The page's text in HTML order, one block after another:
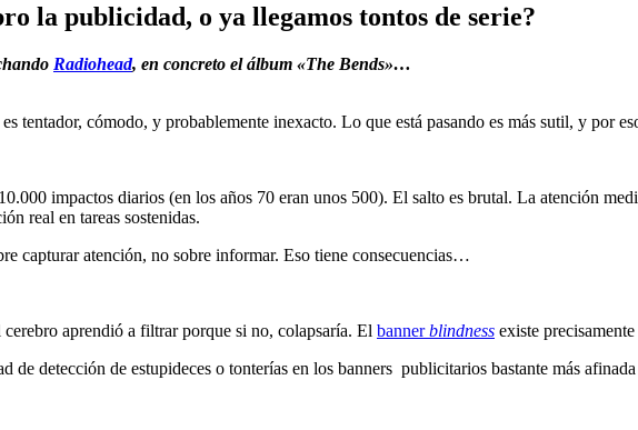
la publicidad, o ya llegamos tontos de serie?
Radiohead, en concreto el álbum «The Bends»…
tentador, cómodo, y probablemente inexacto. Lo que está pasando es más sutil, y por
impactos diarios (en los años 70 eran unos 500). El salto es brutal. La atención
real en tareas sostenidas.
capturar atención, no sobre informar. Eso tiene consecuencias…
cerebro aprendió a filtrar porque si no, colapsaría. El bannerblindness existe
de detección de estupideces o tonterías en los banners publicitarios bastante más afinada